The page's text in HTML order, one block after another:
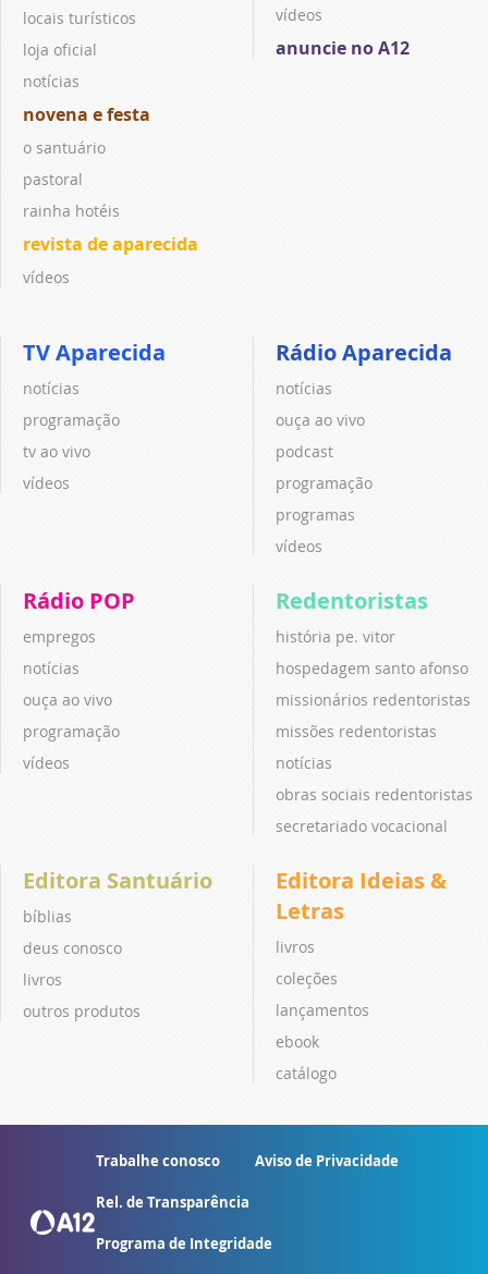
locais turísticos
loja oficial
notícias
novena e festa
o santuário
pastoral
rainha hotéis
revista de aparecida
vídeos
vídeos
anuncie no A12
TV Aparecida
notícias
programação
tv ao vivo
vídeos
Rádio Aparecida
notícias
ouça ao vivo
podcast
programação
programas
vídeos
Rádio POP
empregos
notícias
ouça ao vivo
programação
vídeos
Redentoristas
história pe. vitor
hospedagem santo afonso
missionários redentoristas
missões redentoristas
notícias
obras sociais redentoristas
secretariado vocacional
Editora Santuário
bíblias
deus conosco
livros
outros produtos
Editora Ideias &
Letras
livros
coleções
lançamentos
ebook
catálogo
Trabalhe conosco Aviso de Privacidade
Rel. de Transparência
Programa de Integridade